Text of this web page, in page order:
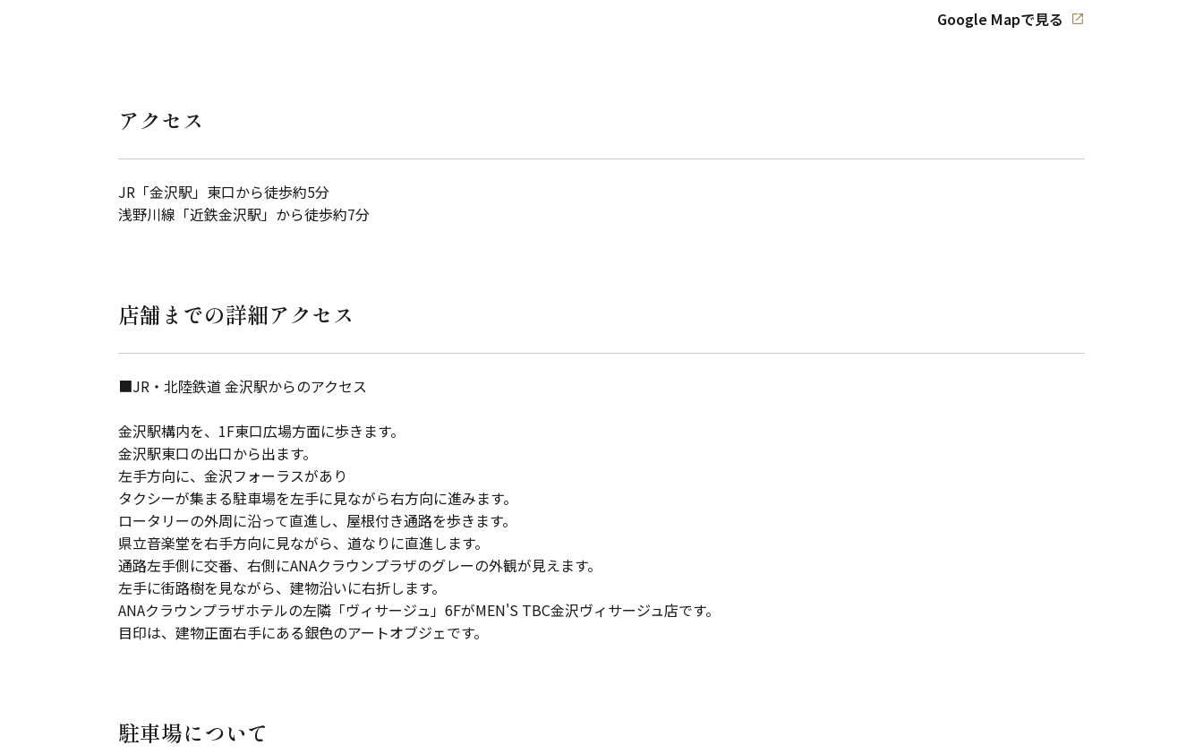
Google Mapで見る
アクセス
JR「金沢駅」東口から徒歩約5分
浅野川線「近鉄金沢駅」から徒歩約7分
店舗までの詳細アクセス
■JR・北陸鉄道 金沢駅からのアクセス
金沢駅構内を、1F東口広場方面に歩きます。
金沢駅東口の出口から出ます。
左手方向に、金沢フォーラスがあり
タクシーが集まる駐車場を左手に見ながら右方向に進みます。
ロータリーの外周に沿って直進し、屋根付き通路を歩きます。
県立音楽堂を右手方向に見ながら、道なりに直進します。
通路左手側に交番、右側にANAクラウンプラザのグレーの外観が見えます。
左手に街路樹を見ながら、建物沿いに右折します。
ANAクラウンプラザホテルの左隣「ヴィサージュ」6FがMEN'S TBC金沢ヴィサージュ店です。
目印は、建物正面右手にある銀色のアートオブジェです。
駐車場について